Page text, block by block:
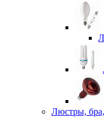
Люстры,